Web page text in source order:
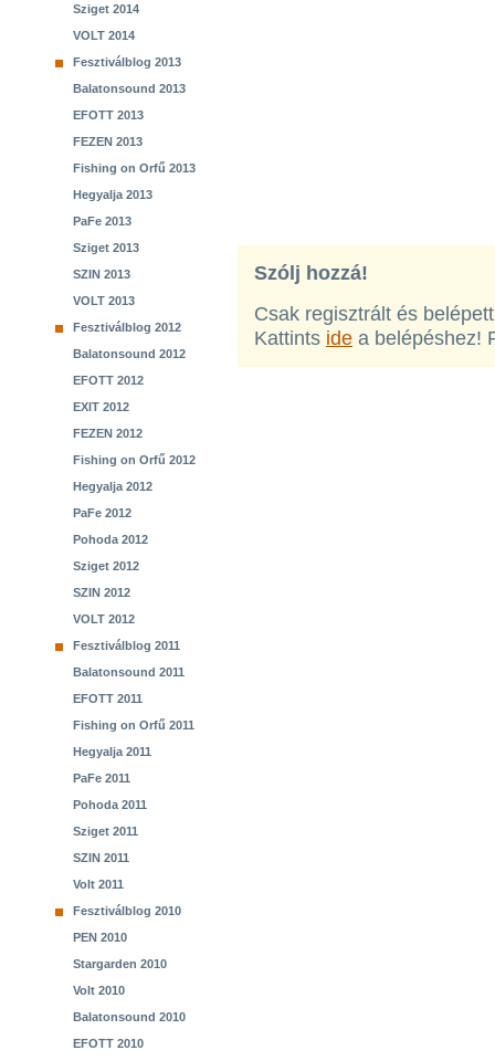
Sziget 2014
VOLT 2014
Fesztiválblog 2013
Balatonsound 2013
EFOTT 2013
FEZEN 2013
Fishing on Orfű 2013
Hegyalja 2013
PaFe 2013
Sziget 2013
SZIN 2013
VOLT 2013
Fesztiválblog 2012
Balatonsound 2012
EFOTT 2012
EXIT 2012
FEZEN 2012
Fishing on Orfű 2012
Hegyalja 2012
PaFe 2012
Pohoda 2012
Sziget 2012
SZIN 2012
VOLT 2012
Fesztiválblog 2011
Balatonsound 2011
EFOTT 2011
Fishing on Orfű 2011
Hegyalja 2011
PaFe 2011
Pohoda 2011
Sziget 2011
SZIN 2011
Volt 2011
Fesztiválblog 2010
PEN 2010
Stargarden 2010
Volt 2010
Balatonsound 2010
EFOTT 2010
Szólj hozzá!
Csak regisztrált és
Kattints ide a belépéshez!